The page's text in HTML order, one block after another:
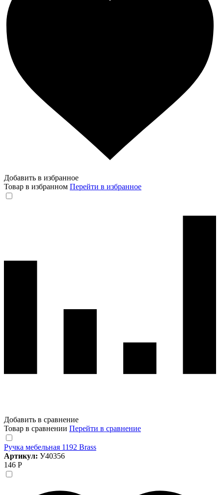
Добавить в избранное
Товар в избранном Перейти в избранное
Добавить в сравнение
Товар в сравнении Перейти в сравнение
Ручка мебельная 1192 Brass
Артикул: У40356
146 Р